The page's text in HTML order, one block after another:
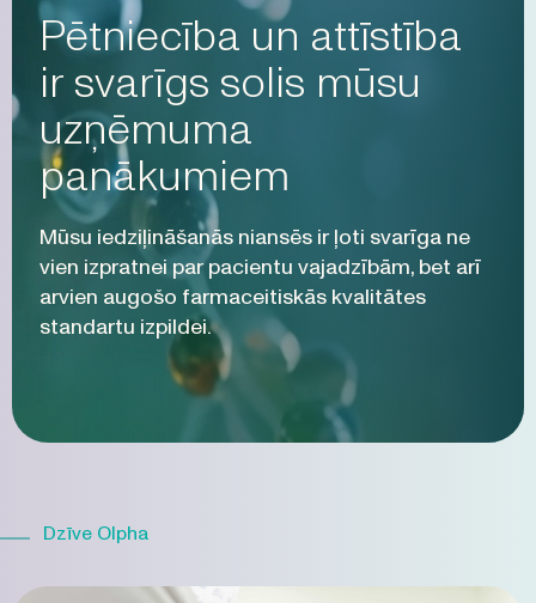
Pētniecība un attīstība
ir svarīgs solis mūsu
uzņēmuma
panākumiem
Mūsu iedziļināšanās niansēs ir ļoti svarīga ne
vien izpratnei par pacientu vajadzībām, bet arī
arvien augošo farmaceitiskās kvalitātes
standartu izpildei.
Dzīve Olpha